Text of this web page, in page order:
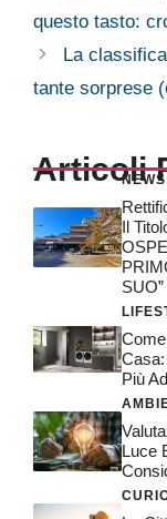
questo tasto:
La
tante sorprese
ArticoliNEWS
Il
SUO”
Casa:
Più
Luce